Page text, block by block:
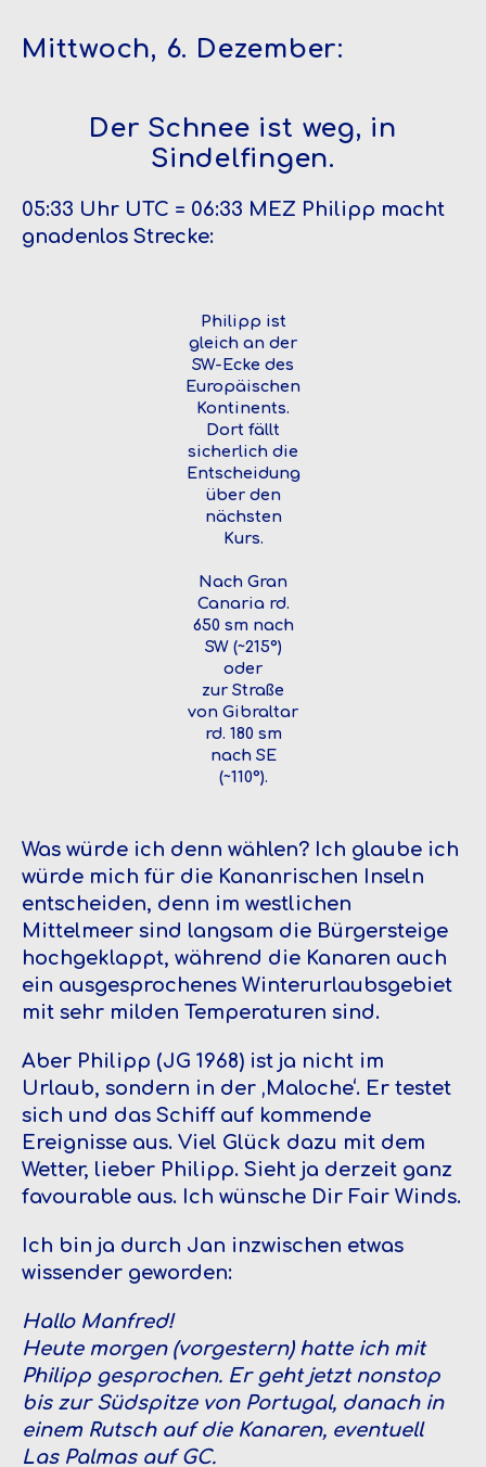
Mittwoch, 6. Dezember:
Der Schnee ist weg, in
Sindelfingen.
05:33 Uhr UTC = 06:33 MEZ Philipp macht
gnadenlos Strecke:
Philipp ist
gleich an der
SW-Ecke des
Europäischen
Kontinents.
Dort fällt
sicherlich die
Entscheidung
über den
nächsten
Kurs.
Nach Gran
Canaria rd.
650 sm nach
SW (~215°)
oder
zur Straße
von Gibraltar
rd. 180 sm
nach SE
(~110°).
Was würde ich denn wählen? Ich glaube ich
würde mich für die Kananrischen Inseln
entscheiden, denn im westlichen
Mittelmeer sind langsam die Bürgersteige
hochgeklappt, während die Kanaren auch
ein ausgesprochenes Winterurlaubsgebiet
mit sehr milden Temperaturen sind.
Aber Philipp (JG 1968) ist ja nicht im
Urlaub, sondern in der ‚Maloche‘. Er testet
sich und das Schiff auf kommende
Ereignisse aus. Viel Glück dazu mit dem
Wetter, lieber Philipp. Sieht ja derzeit ganz
favourable aus. Ich wünsche Dir Fair Winds.
Ich bin ja durch Jan inzwischen etwas
wissender geworden:
Hallo Manfred!
Heute morgen (vorgestern) hatte ich mit
Philipp gesprochen. Er geht jetzt nonstop
bis zur Südspitze von Portugal, danach in
einem Rutsch auf die Kanaren, eventuell
Las Palmas auf GC.